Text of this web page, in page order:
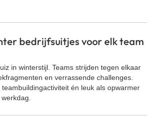
(kennismakingsspel)
bedrijfsuitjes voor elk team
in winterstijl. Teams strijden tegen elkaar
en verrassende challenges.
én leuk als opwarmer